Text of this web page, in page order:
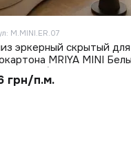
M.MINI.ER.07
эркерный скрытый для
MRIYA MINI
грн/п.м.